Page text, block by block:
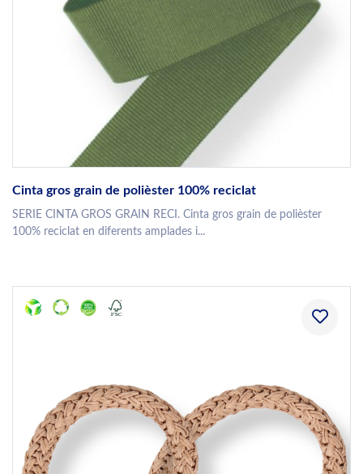
Cinta gros grain de polièster 100% reciclat
SERIE CINTA GROS GRAIN RECI. Cinta gros grain de polièster
100% reciclat en diferents amplades i...